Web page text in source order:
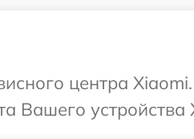
центра
Вашего устройства